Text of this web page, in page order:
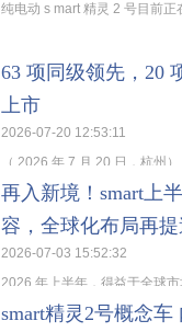
纯电动 s mart 精灵 2 号目前
63 项同级领先，20
上市
2026-07-20 12:53:11
（ 2026 年 7 月 20 日，杭州
再入新境！smart上
容，全球化布局再提
2026-07-03 15:52:32
2026 年上半年，得益于全球
smart精灵2号概念